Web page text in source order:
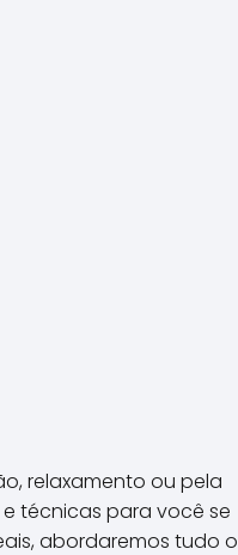
relaxamento ou pela
técnicas para você se
abordaremos tudo o